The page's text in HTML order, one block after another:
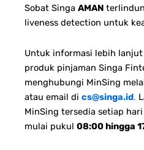
Sobat Singa AMAN
liveness detection untuk
Untuk informasi lebih
produk pinjaman Singa
menghubungi MinSing
atau email di cs@singa.id.
MinSing tersedia setiap hari
mulai pukul 08:00 hingga